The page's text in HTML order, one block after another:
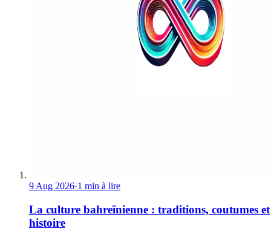
9 Aug 2026·1 min à lire
La culture bahreïnienne : traditions, coutumes et
histoire